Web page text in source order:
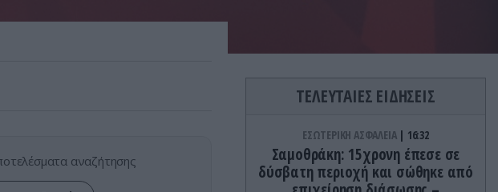
αναζήτησης
ΤΕΛΕΥΤΑΙΕΣ ΕΙΔΗΣΕΙΣ
ΕΣΩΤΕΡΙΚΗ ΑΣΦΑΛΕΙΑ 16:32
Σαμοθράκη: 15χρονη έπεσε σε
δύσβατη περιοχή και σώθηκε από